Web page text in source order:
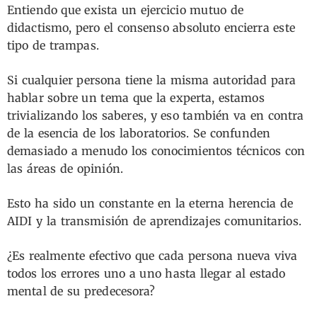
Entiendo que exista un ejercicio mutuo de
didactismo, pero el consenso absoluto encierra este
tipo de trampas.
Si cualquier persona tiene la misma autoridad para
hablar sobre un tema que la experta, estamos
trivializando los saberes, y eso también va en contra
de la esencia de los laboratorios. Se confunden
demasiado a menudo los conocimientos técnicos con
las áreas de opinión.
Esto ha sido un constante en la eterna herencia de
AIDI y la transmisión de aprendizajes comunitarios.
¿Es realmente efectivo que cada persona nueva viva
todos los errores uno a uno hasta llegar al estado
mental de su predecesora?